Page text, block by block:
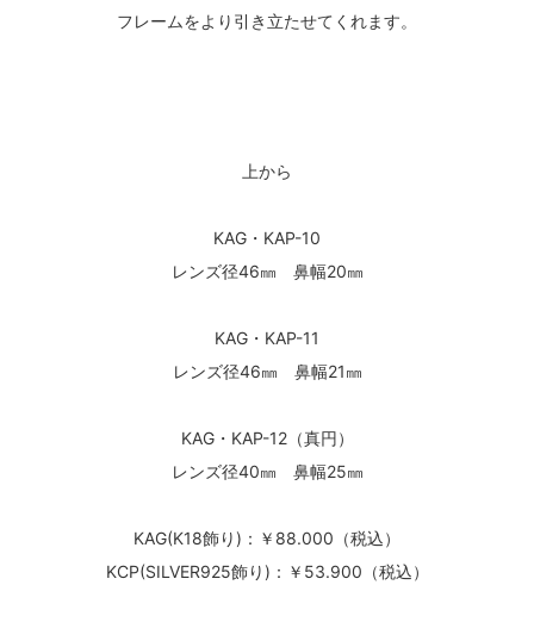
フレームをより引き立たせてくれます。
上から
KAG・KAP-10
レンズ径46㎜ 鼻幅20㎜
KAG・KAP-11
レンズ径46㎜ 鼻幅21㎜
KAG・KAP-12（真円）
レンズ径40㎜ 鼻幅25㎜
KAG(K18飾り)：￥88.000（税込）
KCP(SILVER925飾り)：￥53.900（税込）